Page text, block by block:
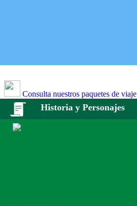
Consulta nuestros paquetes de viaje
Historia y Personajes